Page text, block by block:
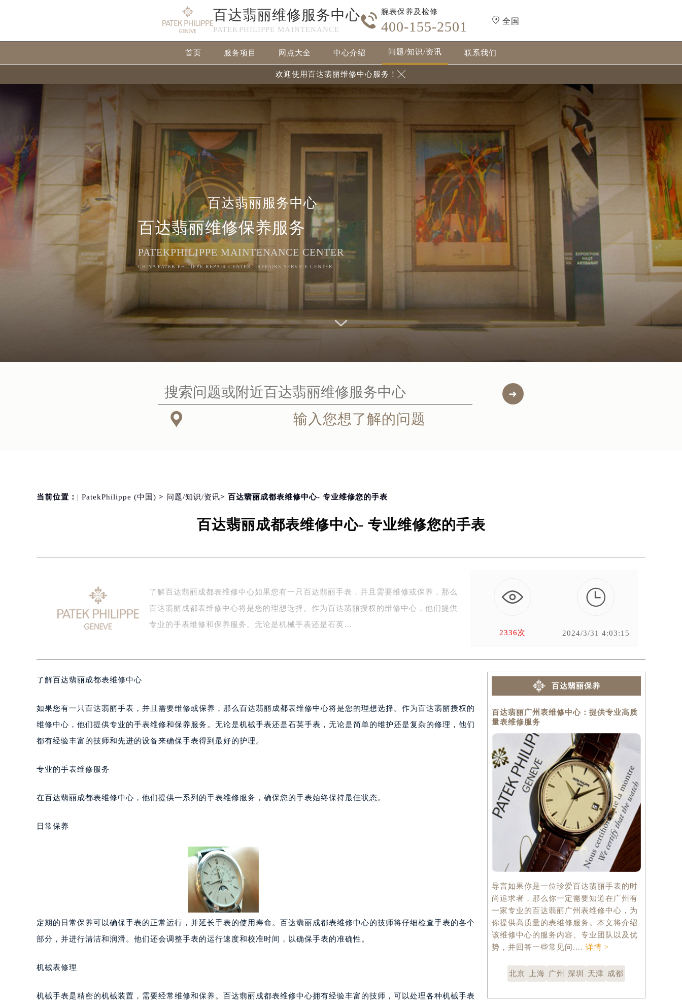
百达翡丽维修服务中心
PATEKPHILIPPE MAINTENANCE

腕表保养及检修
400-155-2501 全国
首页 服务项目 网点大全 中心介绍 问题/知识/资讯 联系我们
欢迎使用百达翡丽维修中心服务！ 
百达翡丽服务中心
百达翡丽维修保养服务
PATEKPHILIPPE MAINTENANCE CENTER
CHINA PATEK PHILIPPE REPAIR CENTER - REPAIRS SERVICE CENTER
 输入您想了解的问题
当前位置： | PatekPhilippe (中国) > 问题/知识/资讯> 百达翡丽成都表维修中心- 专业维修您的手表
百达翡丽成都表维修中心- 专业维修您的手表
了解百达翡丽成都表维修中心如果您有一只百达翡丽手表，并且需要维修或保养，那么
百达翡丽成都表维修中心将是您的理想选择。作为百达翡丽授权的维修中心，他们提供
专业的手表维修和保养服务。无论是机械手表还是石英…
2336次

2024/3/31 4:03:15
了解百达翡丽成都表维修中心
如果您有一只百达翡丽手表，并且需要维修或保养，那么百达翡丽成都表维修中心将是您的理想选择。作为百达翡丽授权的
维修中心，他们提供专业的手表维修和保养服务。无论是机械手表还是石英手表，无论是简单的维护还是复杂的修理，他们
都有经验丰富的技师和先进的设备来确保手表得到最好的护理。
专业的手表维修服务
在百达翡丽成都表维修中心，他们提供一系列的手表维修服务，确保您的手表始终保持最佳状态。
日常保养
定期的日常保养可以确保手表的正常运行，并延长手表的使用寿命。百达翡丽成都表维修中心的技师将仔细检查手表的各个
部分，并进行清洁和润滑。他们还会调整手表的运行速度和校准时间，以确保手表的准确性。
机械表修理
机械手表是精密的机械装置，需要经常维修和保养。百达翡丽成都表维修中心拥有经验丰富的技师，可以处理各种机械手表
百达翡丽保养
百达翡丽广州表维修中心：提供专业高质
量表维修服务
导言如果你是一位珍爱百达翡丽手表的时
尚追求者，那么你一定需要知道在广州有
一家专业的百达翡丽广州表维修中心，为
你提供高质量的表维修服务。本文将介绍
该维修中心的服务内容、专业团队以及优
势，并回答一些常见问.... 详情 >
北京 上海 广州 深圳 天津 成都